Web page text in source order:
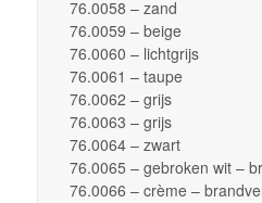
76.0058 – zand
76.0059 – beige
76.0060 – lichtgrijs
76.0061 – taupe
76.0062 – grijs
76.0063 – grijs
76.0064 – zwart
76.0065 – gebroken wit –
76.0066 – crème –